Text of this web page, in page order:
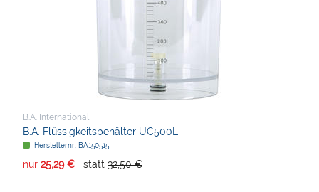
B.A. International
B.A. Flüssigkeitsbehälter UC500L
Herstellernr: BA150515
nur 25,29 € statt 32,50 €